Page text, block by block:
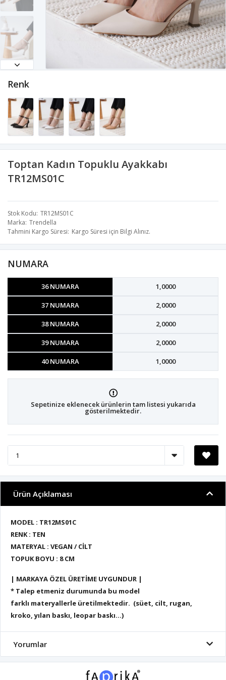
Toptan Kadın Topuklu Ayakkabı
TR12MS01C
Stok Kodu TR12MS01C
Marka Trendella
Tahmini Kargo Süresi Kargo Süresi için Bilgi Alınız.
Renk
NUMARA
36 NUMARA 1,0000
37 NUMARA 2,0000
38 NUMARA 2,0000
39 NUMARA 2,0000
40 NUMARA 1,0000
Sepetinize eklenecek ürünlerin tam listesi yukarıda
gösterilmektedir.
Ürün Açıklaması
MODEL : TR12MS01C
RENK : TEN
MATERYAL : VEGAN / CİLT
TOPUK BOYU : 8 CM
| MARKAYA ÖZEL ÜRETİME UYGUNDUR |
* Talep etmeniz durumunda bu model
farklı materyallerle üretilmektedir. (süet, cilt, rugan,
kroko, yılan baskı, leopar baskı...)
Yorumlar